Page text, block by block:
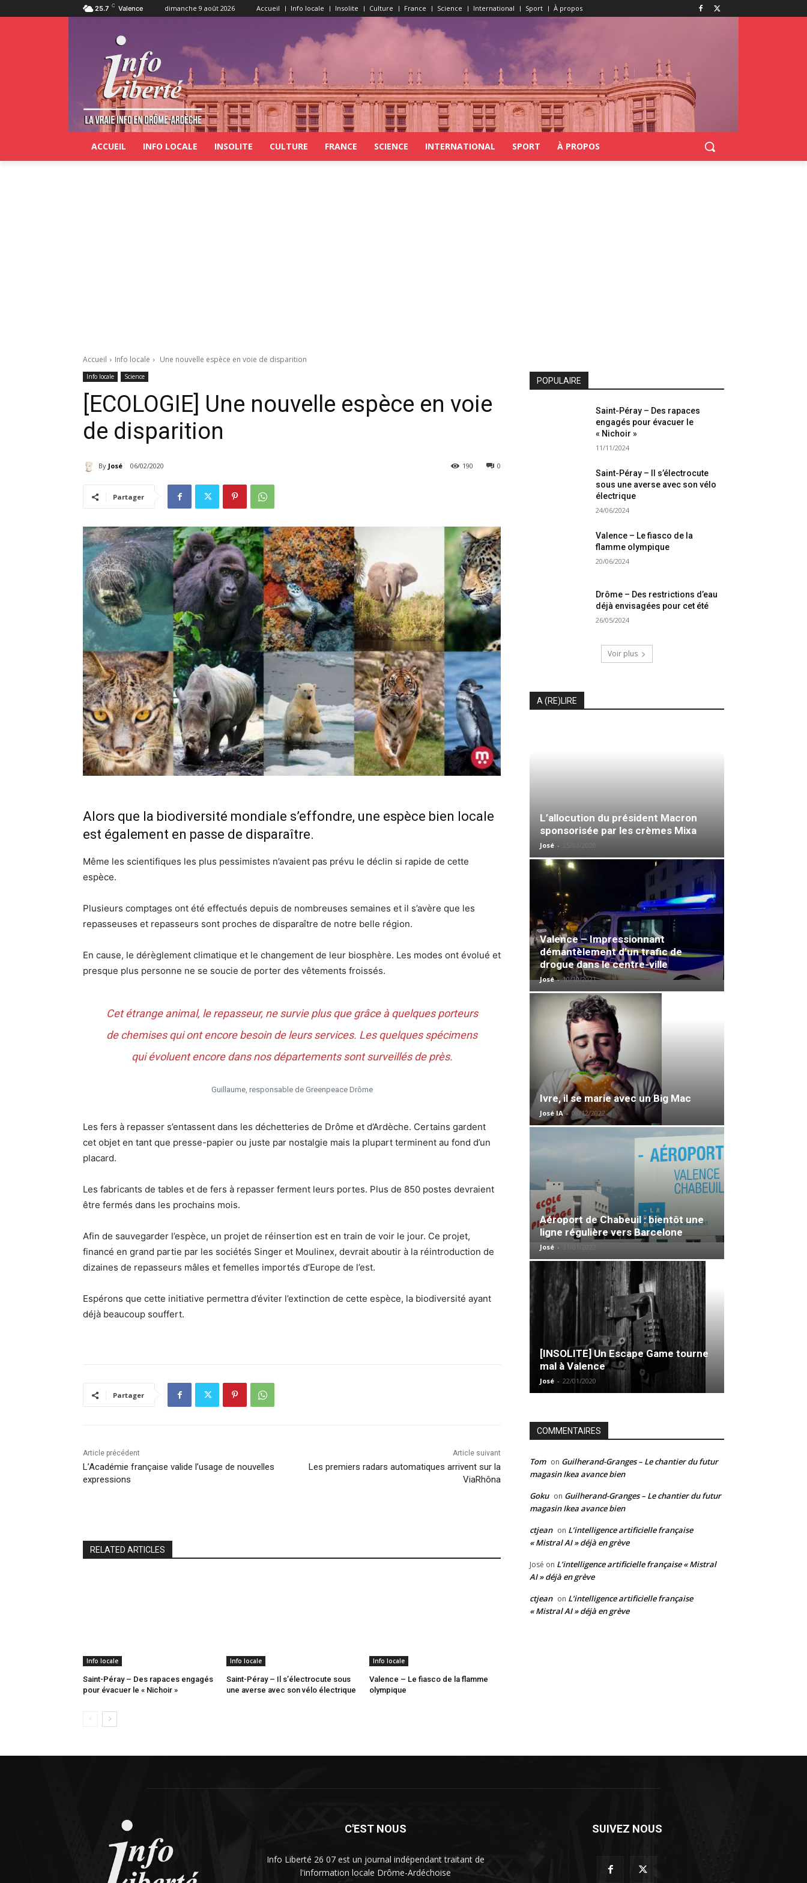
25.7 C Valence dimanche 9 août 2026 Accueil Info locale Insolite Culture France Science International Sport À propos
ACCUEIL INFO LOCALE INSOLITE CULTURE FRANCE SCIENCE INTERNATIONAL SPORT À PROPOS
Accueil Info locale Une nouvelle espèce en voie de disparition
Info locale Science
[ECOLOGIE] Une nouvelle espèce en voie
de disparition
By José 06/02/2020 0
190
Partager
Alors que la biodiversité mondiale s’effondre, une espèce bien locale
est également en passe de disparaître.
Même les scientifiques les plus pessimistes n’avaient pas prévu le déclin si rapide de cette
espèce.
Plusieurs comptages ont été effectués depuis de nombreuses semaines et il s’avère que les
repasseuses et repasseurs sont proches de disparaître de notre belle région.
En cause, le dérèglement climatique et le changement de leur biosphère. Les modes ont évolué et
presque plus personne ne se soucie de porter des vêtements froissés.
Cet étrange animal, le repasseur, ne survie plus que grâce à quelques porteurs
de chemises qui ont encore besoin de leurs services. Les quelques spécimens
qui évoluent encore dans nos départements sont surveillés de près.
Guillaume, responsable de Greenpeace Drôme
Les fers à repasser s’entassent dans les déchetteries de Drôme et d’Ardèche. Certains gardent
cet objet en tant que presse-papier ou juste par nostalgie mais la plupart terminent au fond d’un
placard.
Les fabricants de tables et de fers à repasser ferment leurs portes. Plus de 850 postes devraient
être fermés dans les prochains mois.
Afin de sauvegarder l’espèce, un projet de réinsertion est en train de voir le jour. Ce projet,
financé en grand partie par les sociétés Singer et Moulinex, devrait aboutir à la réintroduction de
dizaines de repasseurs mâles et femelles importés d’Europe de l’est.
Espérons que cette initiative permettra d’éviter l’extinction de cette espèce, la biodiversité ayant
déjà beaucoup souffert.
Partager
Article précédent
L’Académie française valide l’usage de nouvelles
expressions
Article suivant
Les premiers radars automatiques arrivent sur la
ViaRhôna
RELATED ARTICLES
Info locale
Saint-Péray – Des rapaces engagés
pour évacuer le « Nichoir »
Info locale
Saint-Péray – Il s’électrocute sous
une averse avec son vélo électrique
Info locale
Valence – Le fiasco de la flamme
olympique
POPULAIRE
Saint-Péray – Des rapaces
engagés pour évacuer le
« Nichoir »
11/11/2024
Saint-Péray – Il s’électrocute
sous une averse avec son vélo
électrique
24/06/2024
Valence – Le fiasco de la
flamme olympique
20/06/2024
Drôme – Des restrictions d’eau
déjà envisagées pour cet été
26/05/2024
Voir plus
A (RE)LIRE
L’allocution du président Macron
sponsorisée par les crèmes Mixa
José -
Valence – Impressionnant
démantèlement d’un trafic de
drogue dans le centre-ville
José - 10/10/2021
Ivre, il se marie avec un Big Mac
José IA - 08/12/2022
Aéroport de Chabeuil : bientôt une
ligne régulière vers Barcelone
José -
[INSOLITE] Un Escape Game tourne
mal à Valence
José - 22/01/2020
COMMENTAIRES
Tom on Guilherand-Granges – Le chantier du futur
magasin Ikea avance bien
Goku on Guilherand-Granges – Le chantier du futur
magasin Ikea avance bien
ctjean on L’intelligence artificielle française
« Mistral AI » déjà en grève
José on L’intelligence artificielle française « Mistral
AI » déjà en grève
ctjean on L’intelligence artificielle française
« Mistral AI » déjà en grève
C'EST NOUS
Info Liberté 26 07 est un journal indépendant traitant de
l'information locale Drôme-Ardéchoise
SUIVEZ NOUS